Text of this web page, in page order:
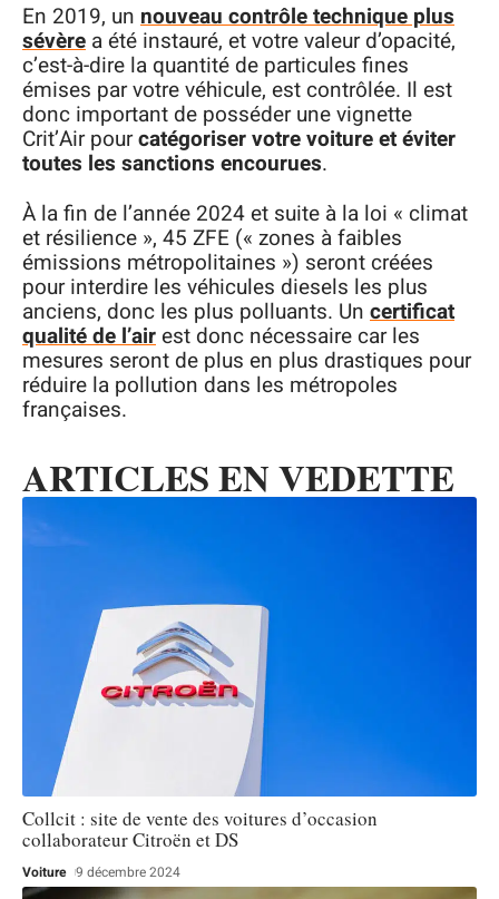
En 2019, un nouveau contrôle technique plus
sévère a été instauré, et votre valeur d’opacité,
c’est-à-dire la quantité de particules fines
émises par votre véhicule, est contrôlée. Il est
donc important de posséder une vignette
Crit’Air pourcatégoriser votre voiture et éviter
toutes les sanctions encourues.
À la fin de l’année 2024 et suite à la loi « climat
et résilience », 45 ZFE (« zones à faibles
émissions métropolitaines ») seront créées
pour interdire les véhicules diesels les plus
anciens, donc les plus polluants. Un certificat
qualité de l’airest donc nécessaire car les
mesures seront de plus en plus drastiques pour
réduire la pollution dans les métropoles
françaises.
ARTICLES EN VEDETTE
Collcit : site de vente des voitures d’occasion
collaborateur Citroën et DS
Voiture 9 décembre 2024